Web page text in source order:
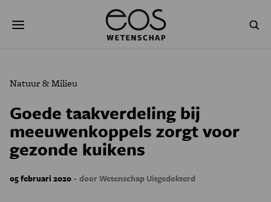
naar
NATUURWETENSCHAPPEN GESCHIEDENIS
PSYCHE & BREIN
Natuur & Milieu
Goede taakverdeling bij
meeuwenkoppels zorgt voor
gezonde kuikens
05 februari 2020 - door Wetenschap Uitgedokterd